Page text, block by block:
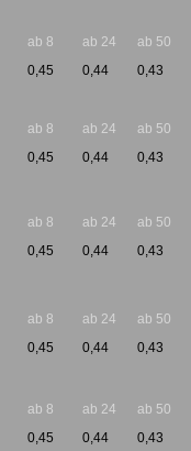
ab 8
0,45
ab 24
0,44
ab 50
0,43
ab 8
0,45
ab 24
0,44
ab 50
0,43
ab 8
0,45
ab 24
0,44
ab 50
0,43
ab 8
0,45
ab 24
0,44
ab 50
0,43
ab 8
0,45
ab 24
0,44
ab 50
0,43